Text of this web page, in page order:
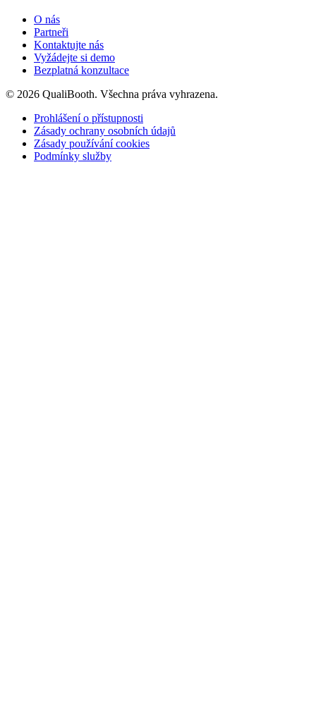
O nás
Partneři
Kontaktujte nás
Vyžádejte si demo
Bezplatná konzultace
© 2026 QualiBooth. Všechna práva vyhrazena.
Prohlášení o přístupnosti
Zásady ochrany osobních údajů
Zásady používání cookies
Podmínky služby